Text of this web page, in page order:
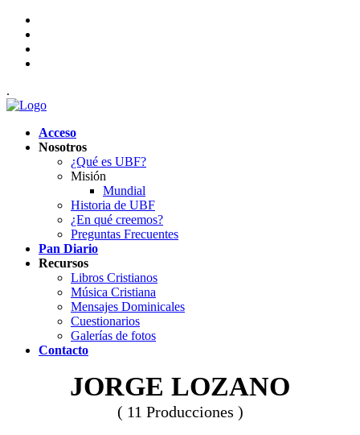
.
Acceso
Nosotros
¿Qué es UBF?
Misión
Mundial
Historia de UBF
¿En qué creemos?
Preguntas Frecuentes
Pan Diario
Recursos
Libros Cristianos
Música Cristiana
Mensajes Dominicales
Cuestionarios
Galerías de fotos
Contacto
JORGE LOZANO
( 11 Producciones )